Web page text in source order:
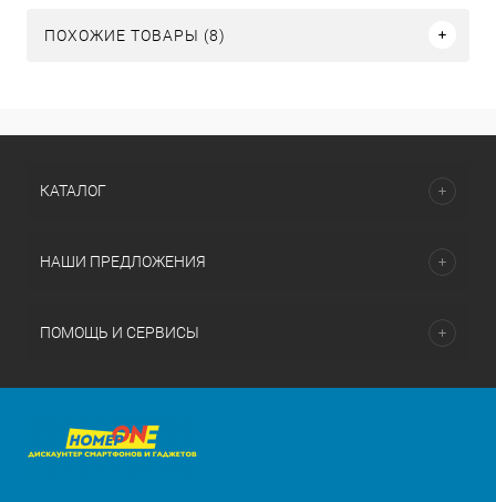
ПОХОЖИЕ ТОВАРЫ (8)
КАТАЛОГ
НАШИ ПРЕДЛОЖЕНИЯ
ПОМОЩЬ И СЕРВИСЫ